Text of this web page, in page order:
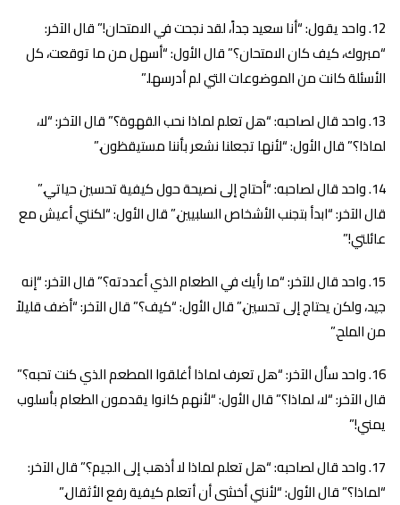
واحد يقول: “أنا سعيد جداً، لقد نجحت في الامتحان!” قال الآخر:
“مبروك، كيف كان الامتحان؟” قال الأول: “أسهل من ما توقعت، كل
الأسئلة كانت من الموضوعات التي لم أدرسها.”
واحد قال لصاحبه: “هل تعلم لماذا نحب القهوة؟” قال الآخر: “لا،
لماذا؟” قال الأول: “لأنها تجعلنا نشعر بأننا مستيقظون.”
واحد قال لصاحبه: “أحتاج إلى نصيحة حول كيفية تحسين حياتي.”
قال الآخر: “ابدأ بتجنب الأشخاص السلبيين.” قال الأول: “لكنني أعيش مع
عائلتي!”
واحد قال للآخر: “ما رأيك في الطعام الذي أعددته؟” قال الآخر: “إنه
جيد، ولكن يحتاج إلى تحسين.” قال الأول: “كيف؟” قال الآخر: “أضف قليلاً
من الملح.”
واحد سأل الآخر: “هل تعرف لماذا أغلقوا المطعم الذي كنت تحبه؟”
قال الآخر: “لا، لماذا؟” قال الأول: “لأنهم كانوا يقدمون الطعام بأسلوب
يمني!”
واحد قال لصاحبه: “هل تعلم لماذا لا أذهب إلى الجيم؟” قال الآخر:
“لماذا؟” قال الأول: “لأنني أخشى أن أتعلم كيفية رفع الأثقال.”